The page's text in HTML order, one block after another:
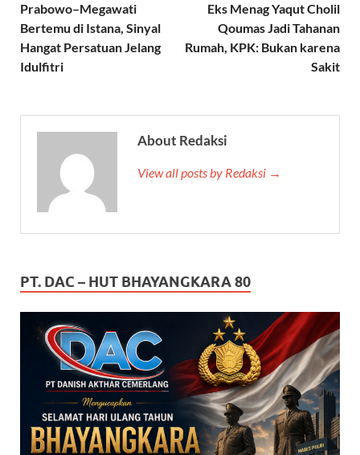
Prabowo–Megawati
Bertemu di Istana, Sinyal
Hangat Persatuan Jelang
Idulfitri
Eks Menag Yaqut Cholil
Qoumas Jadi Tahanan
Rumah, KPK: Bukan karena
Sakit
About Redaksi
View all posts by Redaksi →
PT. DAC – HUT BHAYANGKARA 80